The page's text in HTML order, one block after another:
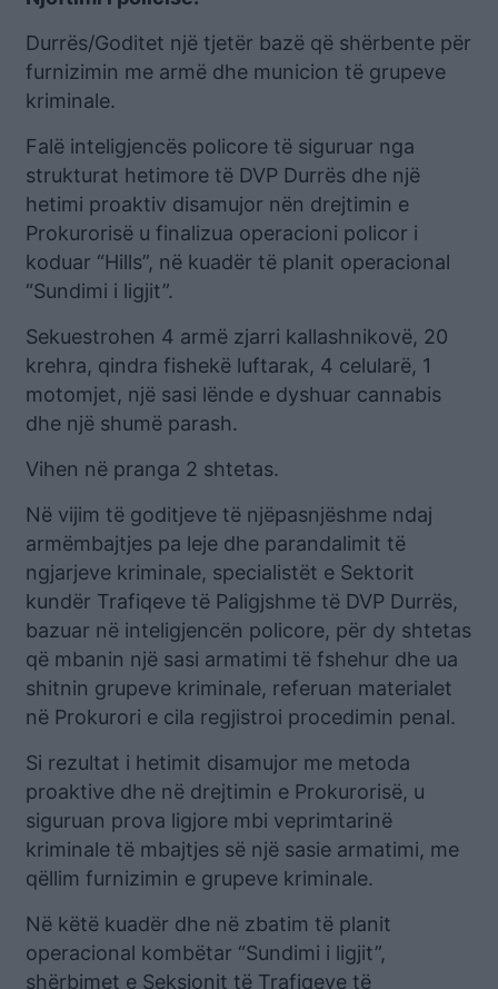
Durrës/Goditet një tjetër bazë që shërbente për
furnizimin me armë dhe municion të grupeve
kriminale.
Falë inteligjencës policore të siguruar nga
strukturat hetimore të DVP Durrës dhe një
hetimi proaktiv disamujor nën drejtimin e
Prokurorisë u finalizua operacioni policor i
koduar “Hills”, në kuadër të planit operacional
“Sundimi i ligjit”.
Sekuestrohen 4 armë zjarri kallashnikovë, 20
krehra, qindra fishekë luftarak, 4 celularë, 1
motomjet, një sasi lënde e dyshuar cannabis
dhe një shumë parash.
Vihen në pranga 2 shtetas.
Në vijim të goditjeve të njëpasnjëshme ndaj
armëmbajtjes pa leje dhe parandalimit të
ngjarjeve kriminale, specialistët e Sektorit
kundër Trafiqeve të Paligjshme të DVP Durrës,
bazuar në inteligjencën policore, për dy shtetas
që mbanin një sasi armatimi të fshehur dhe ua
shitnin grupeve kriminale, referuan materialet
në Prokurori e cila regjistroi procedimin penal.
Si rezultat i hetimit disamujor me metoda
proaktive dhe në drejtimin e Prokurorisë, u
siguruan prova ligjore mbi veprimtarinë
kriminale të mbajtjes së një sasie armatimi, me
qëllim furnizimin e grupeve kriminale.
Në këtë kuadër dhe në zbatim të planit
operacional kombëtar “Sundimi i ligjit”,
shërbimet e Seksionit të Trafiqeve të